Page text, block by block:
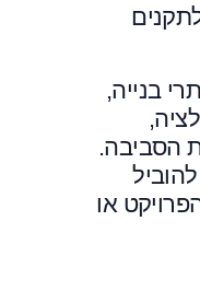
בנייה,
הסביבה.
או